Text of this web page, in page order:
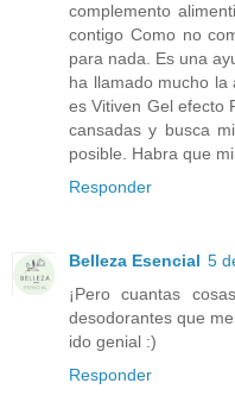
complemento
contigo Como no
para nada. Es una
ha llamado mucho la
es Vitiven Gel efecto
cansadas y busca
posible. Habra que
Responder
Belleza Esencial 5
¡Pero cuantas
desodorantes que
ido genial :)
Responder